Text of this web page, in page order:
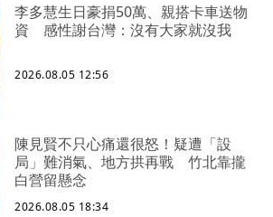
李多慧生日豪捐50萬、親搭卡車送物
資 感性謝台灣：沒有大家就沒我
2026.08.05 12:56
陳見賢不只心痛還很怒！疑遭「設
局」難消氣、地方拱再戰 竹北靠攏
白營留懸念
2026.08.05 18:34